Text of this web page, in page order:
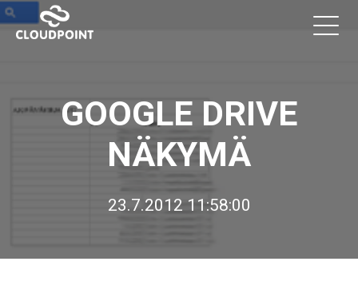
GOOGLE DRIVE
NÄKYMÄ
23.7.2012 11:58:00